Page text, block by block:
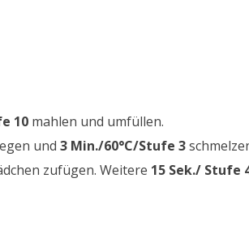
10 mahlen und umfüllen.
und 3 Min./60°C/Stufe 3
zufügen. Weitere 15 Sek./ Stufe